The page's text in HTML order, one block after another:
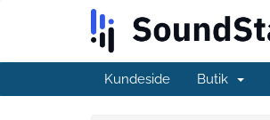
Kundeside Butik